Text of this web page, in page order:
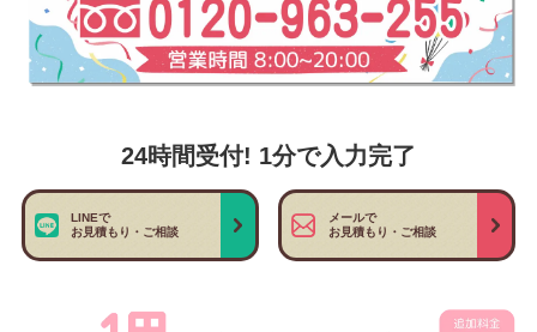
24時間受付! 1分で入力完了
LINEで
お見積もり・ご相談
メールで
お見積もり・ご相談